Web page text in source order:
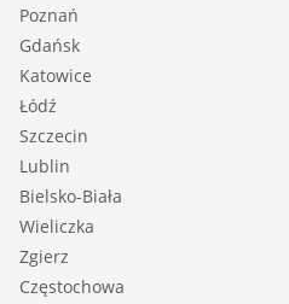
Poznań
Gdańsk
Katowice
Łódź
Szczecin
Lublin
Bielsko-Biała
Wieliczka
Zgierz
Częstochowa